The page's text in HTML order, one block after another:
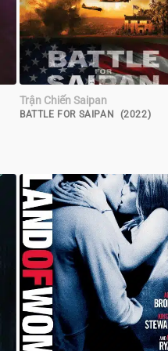
Trận Chiến Saipan
BATTLE FOR SAIPAN (2022)